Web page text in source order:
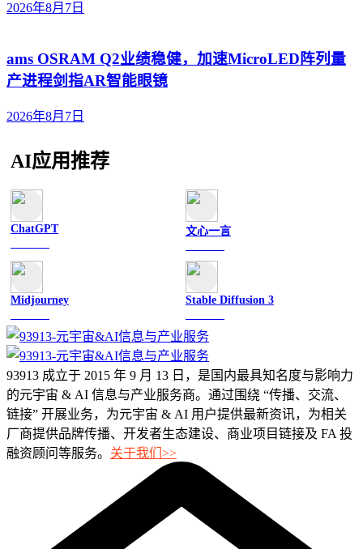
2026年8月7日
ams OSRAM Q2业绩稳健，加速MicroLED阵列量
产进程剑指AR智能眼镜
2026年8月7日
AI应用推荐
ChatGPT 文心一言
Midjourney Stable Diffusion 3
93913 成立于 2015 年 9 月 13 日，是国内最具知名度与影响力
的元宇宙 & AI 信息与产业服务商。通过围绕 “传播、交流、
链接” 开展业务，为元宇宙 & AI 用户提供最新资讯，为相关
厂商提供品牌传播、开发者生态建设、商业项目链接及 FA 投
融资顾问等服务。 关于我们>>